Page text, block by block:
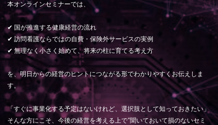
本オンラインセミナーでは、
✔ 国が推進する健康経営の流れ
✔ 訪問看護ならではの自費・保険外サービスの実例
✔ 無理なく小さく始めて、将来の柱に育てる考え方
を、明日からの経営のヒントにつながる形でわかりやすくお伝えしま
す。
「すぐに事業化する予定はないけれど、選択肢として知っておきたい」
そんな方にこそ、今後の経営を考える上で“聞いておいて損のないセミ